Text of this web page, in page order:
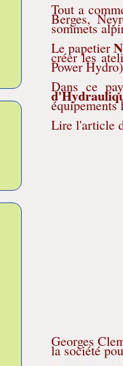
Tout a
Berges,
sommets
Le papetier
créer les
Power
Dans ce
équipements
Lire l'article
Georges
la société